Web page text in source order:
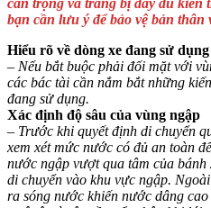
bạn cần lưu ý để bảo vệ bản
Hiểu rõ về dòng xe đang sử dụng
– Nếu bắt buộc phải đối mặt với
các bác tài cần nắm bắt những
đang sử dụng.
Xác định độ sâu của vùng ngập
– Trước khi quyết định di chuyển
xem xét mức nước có đủ an toàn
nước ngập vượt qua tâm của
di chuyển vào khu vực ngập.
ra sóng nước khiến nước dâng